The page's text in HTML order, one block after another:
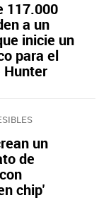
117.000
a un
inicie un
para el
Hunter
un
de
chip'